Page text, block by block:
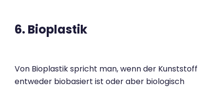
6. Bioplastik
Von Bioplastik spricht man, wenn der Kunststoff
entweder biobasiert ist oder aber biologisch